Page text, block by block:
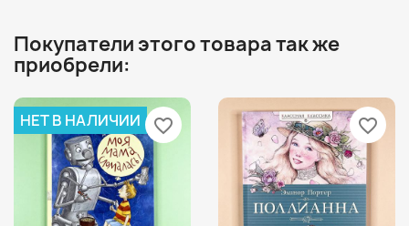
Покупатели этого товара так же
приобрели:
НЕТ В НАЛИЧИИ favorite_border favorite_border